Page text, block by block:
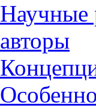
Научные
авторы